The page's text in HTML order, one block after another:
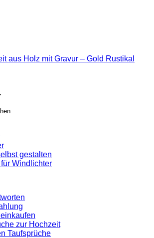
aus Holz mit Gravur – Gold Rustikal
gestalten
Windlichter
zur Hochzeit
Taufsprüche